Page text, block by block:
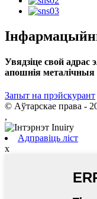
Увядзіце свой
апошнія металічныя
Запыт на прэйскурант
© Аўтарскае права -
,
Адправіць ліст
x